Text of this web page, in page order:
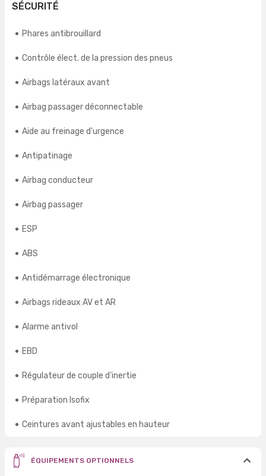
SÉCURITÉ
Phares antibrouillard
Contrôle élect. de la pression des pneus
Airbags latéraux avant
Airbag passager déconnectable
Aide au freinage d'urgence
Antipatinage
Airbag conducteur
Airbag passager
ESP
ABS
Antidémarrage électronique
Airbags rideaux AV et AR
Alarme antivol
EBD
Régulateur de couple d'inertie
Préparation Isofix
Ceintures avant ajustables en hauteur
ÉQUIPEMENTS OPTIONNELS